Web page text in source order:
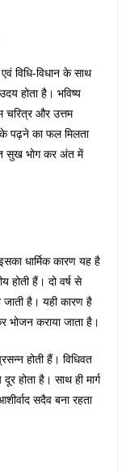
एवं विधि-विधान के साथ
होता है। भविष्य
चरित्र और उत्तम
के पढ़ने का फल मिलता
सुख भोग कर अंत में
धार्मिक कारण यह है
होती हैं। दो वर्ष से
जाती है। यही कारण है
भोजन कराया जाता है।
होती हैं। विधिवत
होता है। साथ ही मार्ग
सदैव बना रहता